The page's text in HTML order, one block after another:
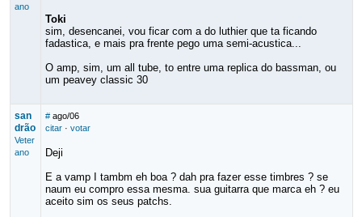
ano
Toki
sim, desencanei, vou ficar com a do luthier que ta ficando
fadastica, e mais pra frente pego uma semi-acustica...
O amp, sim, um all tube, to entre uma replica do bassman, ou
um peavey classic 30
san
drão
Veter
ano
# ago/06
citar· votar
Deji
E a vamp I tambm eh boa ? dah pra fazer esse timbres ? se
naum eu compro essa mesma. sua guitarra que marca eh ? eu
aceito sim os seus patchs.